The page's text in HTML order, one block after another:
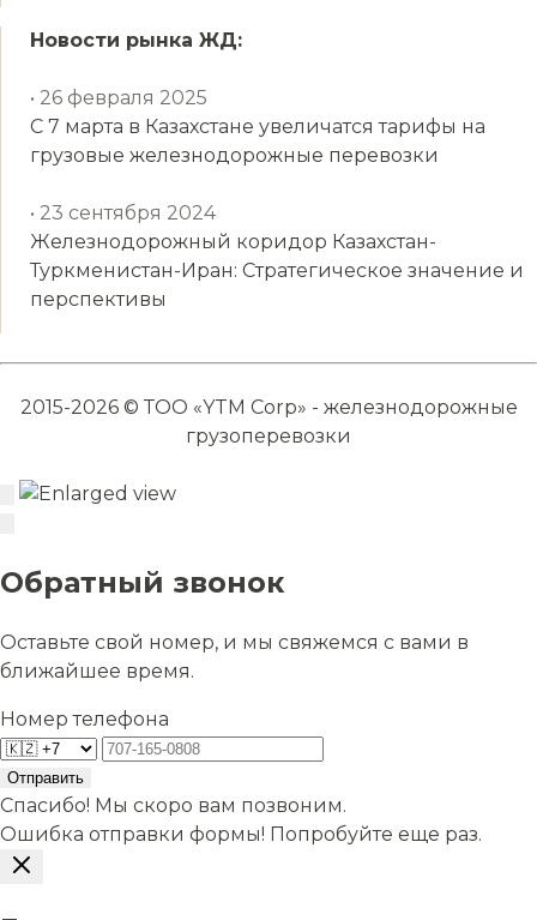
Новости рынка ЖД:
• 26 февраля 2025
С 7 марта в Казахстане увеличатся тарифы на
грузовые железнодорожные перевозки
• 23 сентября 2024
Железнодорожный коридор Казахстан-
Туркменистан-Иран: Стратегическое значение и
перспективы
2015-2026 © ТОО «YTM Corp» - железнодорожные
грузоперевозки
Обратный звонок
Оставьте свой номер, и мы свяжемся с вами в
ближайшее время.
Номер телефона
Отправить
Спасибо! Мы скоро вам позвоним.
Ошибка отправки формы! Попробуйте еще раз.